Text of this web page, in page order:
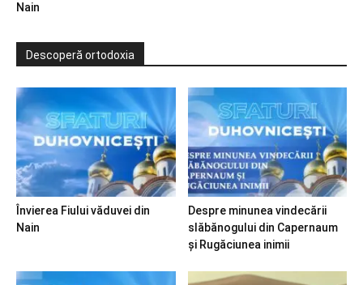
Nain
Descoperă ortodoxia
Învierea Fiului văduvei din
Nain
Despre minunea vindecării
slăbănogului din Capernaum
și Rugăciunea inimii